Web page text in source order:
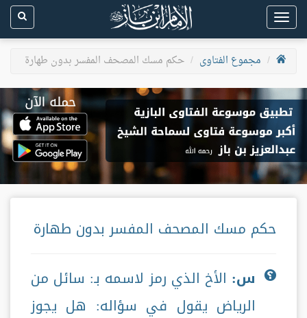
Toggle
navigation
مجموع الفتاوى
حكم مسك المصحف المفسر بدون طهارة
حكم مسك المصحف المفسر بدون طهارة
س: الأخ الذي رمز لاسمه بـ: سائل من
الرياض يقول في سؤاله: هل يجوز